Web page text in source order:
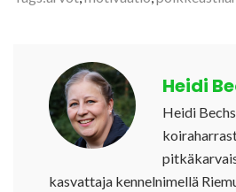
Heidi
Heidi
kasvattaja kennelnimellä